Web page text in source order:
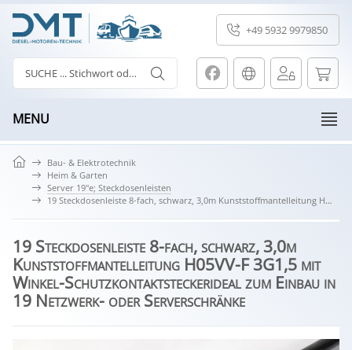
+49 5932 9979850
MENU
Bau- & Elektrotechnik
Heim & Garten
Server 19"e; Steckdosenleisten
19 Steckdosenleiste 8-fach, schwarz, 3,0m Kunststoffmantelleitung H05VV-F 3G1,5 mit Winkel-Schutzkontaktstecker ideal zum Einbau in 19 Netzwerk- oder Serverschränke
19 Steckdosenleiste 8-fach, schwarz, 3,0m
Kunststoffmantelleitung H05VV-F 3G1,5 mit
Winkel-Schutzkontaktsteckerideal zum Einbau in
19 Netzwerk- oder Serverschränke